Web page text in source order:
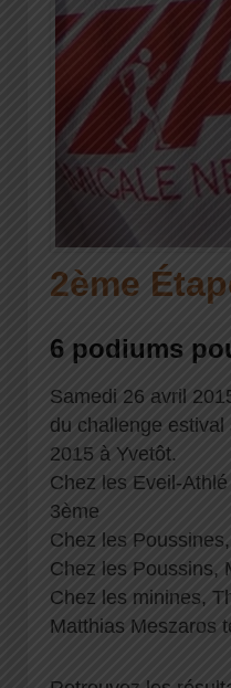
2ème
6 podiums
Samedi 26 avril
du challenge
2015 à Yvetôt.
Chez les Eveil-
3ème
Chez les
Chez les Poussins,
Chez les minines,
Matthias Meszaros